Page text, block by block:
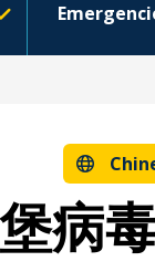
病